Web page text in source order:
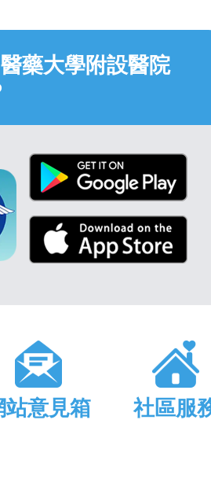
藥大學附設醫院
站意見箱 社區服